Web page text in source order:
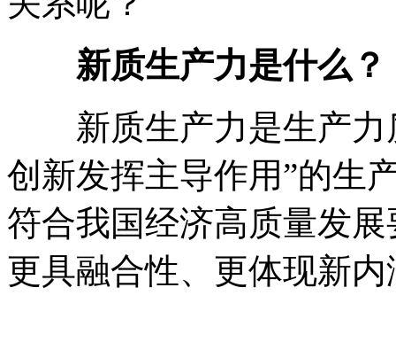
新质生产力是什么？
新质生产力是生产力
创新发挥主导作用”的生
符合我国经济高质量发
更具融合性、更体现新